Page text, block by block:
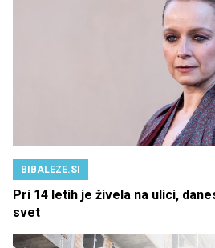
BIBALEZE.SI
Pri 14 letih je živela na ulici,
svet